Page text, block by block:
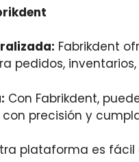
Fabrikdent
pedidos,
Con Fabrikdent,
precisión y
plataforma es